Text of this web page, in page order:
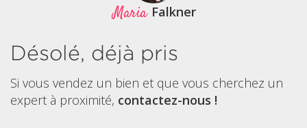
Maria Falkner
Désolé, déjà pris
Si vous vendez un bien et que vous cherchez un
expert à proximité, contactez-nous !